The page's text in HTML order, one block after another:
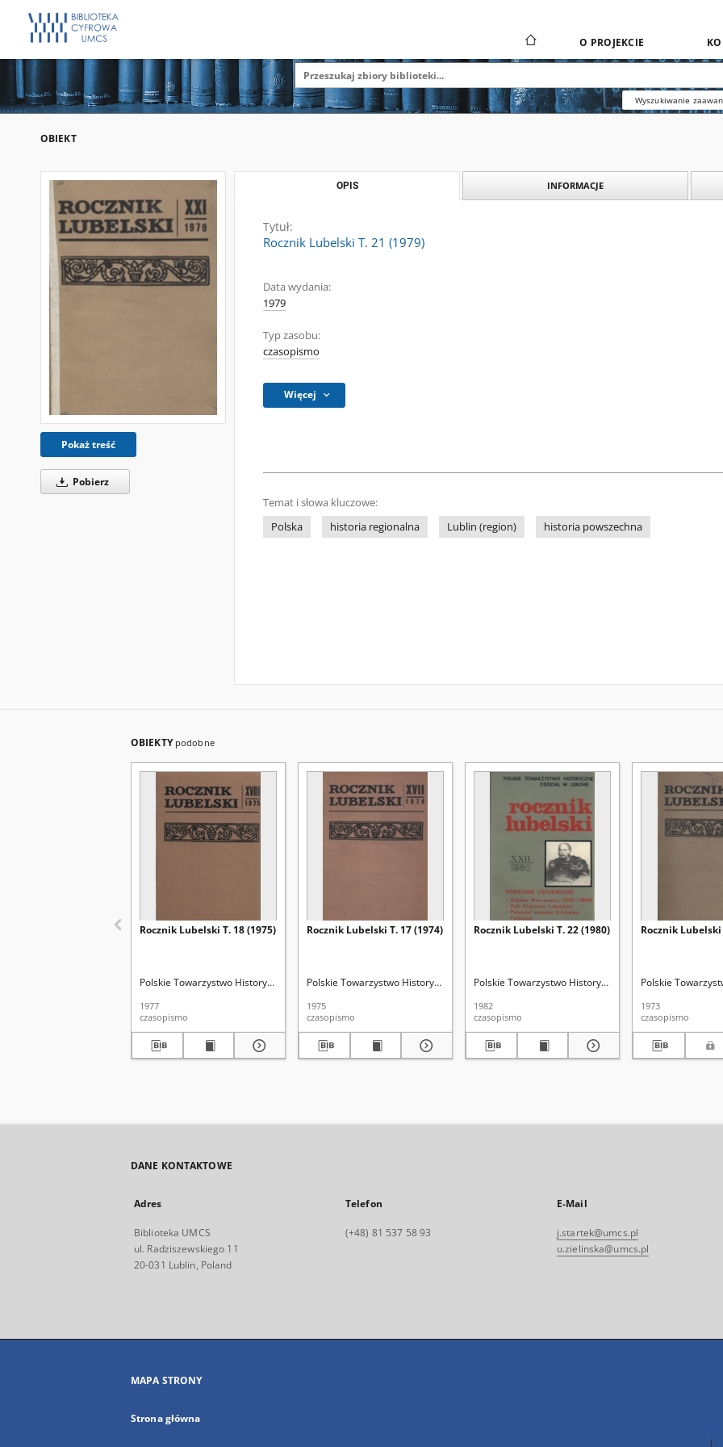
O PROJEKCIE
Wyszukiwanie
OBIEKT
Pokaż treść
Pobierz
OPIS INFORMACJE
Tytuł:
Rocznik Lubelski T. 21 (1979)
Data wydania:
1979
Typ zasobu:
czasopismo
Więcej
Temat i słowa kluczowe:
Polska
historia regionalna Lublin (region) historia powszechna
OBIEKTY podobne
Rocznik Lubelski T. 18 (1975)
Polskie Towarzystwo Historyczne. Oddział w Lublinie Myśliński, Kazimierz. Red.
1977
czasopismo
Rocznik Lubelski T. 17 (1974)
Polskie Towarzystwo Historyczne. Oddział w Lublinie Myśliński, Kazimierz. Red.
1975
czasopismo
Rocznik Lubelski T. 22 (1980)
Polskie Towarzystwo Historyczne. Oddział w Lublinie
1982
czasopismo
Rocznik Lubelski
Polskie
1973
czasopismo
DANE KONTAKTOWE
Adres
Biblioteka UMCS
ul. Radziszewskiego 11
20-031 Lublin, Poland
Telefon
(+48) 81 537 58 93
E-Mail
j.startek@umcs.pl
u.zielinska@umcs.pl
MAPA STRONY
Strona główna